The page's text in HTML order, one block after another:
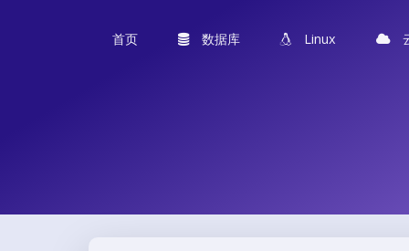
首页 数据库 Linux